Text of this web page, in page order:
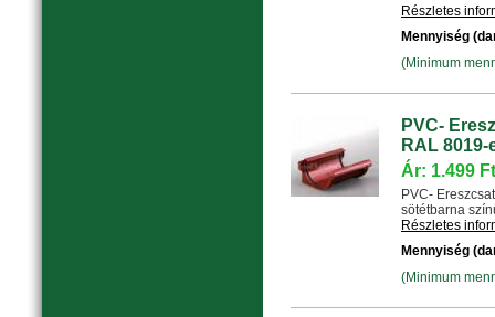
Részletes
Mennyiség
(Minimum
PVC-
RAL
Ár: 1.499
PVC-
sötétbarna
Részletes
Mennyiség
(Minimum